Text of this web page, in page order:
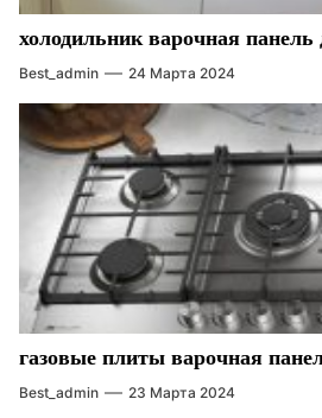
холодильник варочная
Best_admin 24 Марта 2024
газовые плиты варочная
Best_admin 23 Марта 2024